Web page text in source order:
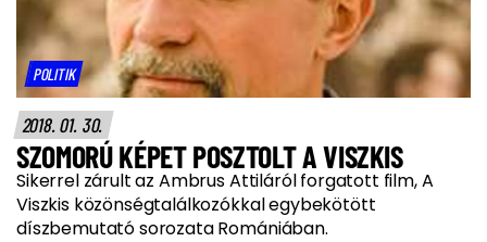
POLITIK
2018. 01. 30.
SZOMORÚ KÉPET POSZTOLT A VISZKIS
Sikerrel zárult az Ambrus Attiláról forgatott film, A
Viszkis közönségtalálkozókkal egybekötött
díszbemutató sorozata Romániában.